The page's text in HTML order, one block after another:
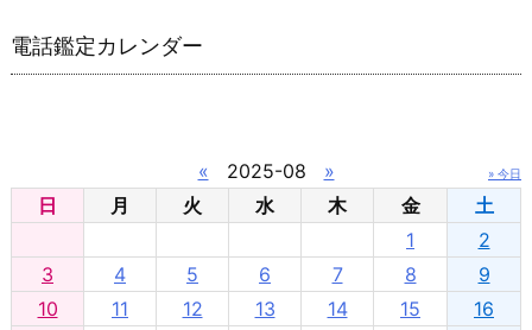
電話鑑定カレンダー
« 2025-08 » » 今日
日 月 火 水 木 金
土
1
2
3
4 5 6 7 8
9
10
11 12 13 14 15
16